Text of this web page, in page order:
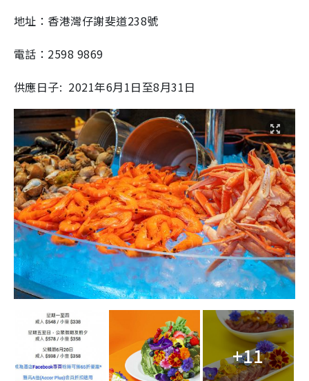
地址：香港灣仔謝斐道238號
電話：2598 9869
供應日子: 2021年6月1日至8月31日
+11